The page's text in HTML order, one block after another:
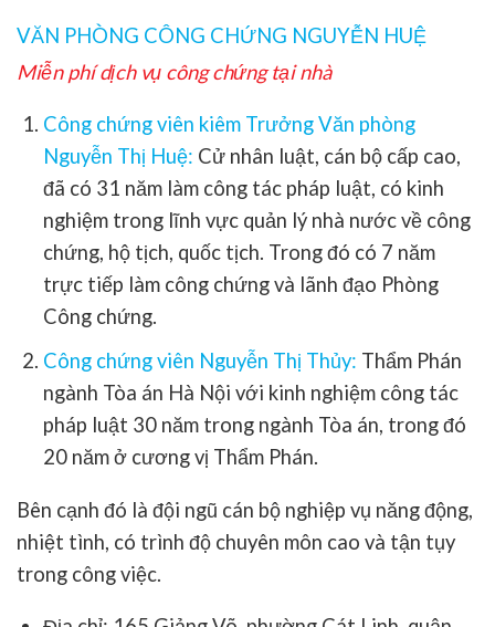
VĂN PHÒNG CÔNG CHỨNG NGUYỄN HUỆ
Miễn phí dịch vụ công chứng tại nhà
Công chứng viên kiêm Trưởng Văn phòng
Nguyễn Thị Huệ: Cử nhân luật, cán bộ cấp cao,
đã có 31 năm làm công tác pháp luật, có kinh
nghiệm trong lĩnh vực quản lý nhà nước về công
chứng, hộ tịch, quốc tịch. Trong đó có 7 năm
trực tiếp làm công chứng và lãnh đạo Phòng
Công chứng.
Công chứng viên Nguyễn Thị Thủy: Thẩm Phán
ngành Tòa án Hà Nội với kinh nghiệm công tác
pháp luật 30 năm trong ngành Tòa án, trong đó
20 năm ở cương vị Thẩm Phán.
Bên cạnh đó là đội ngũ cán bộ nghiệp vụ năng động,
nhiệt tình, có trình độ chuyên môn cao và tận tụy
trong công việc.